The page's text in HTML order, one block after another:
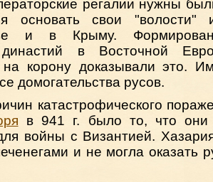
регалии нужны
основать свои "волости"
и в Крыму.
династий в Восточной
на корону доказывали это.
домогательства русов.
катастрофического
в 941 г. было то, что они
войны с Византией.
и не могла оказать